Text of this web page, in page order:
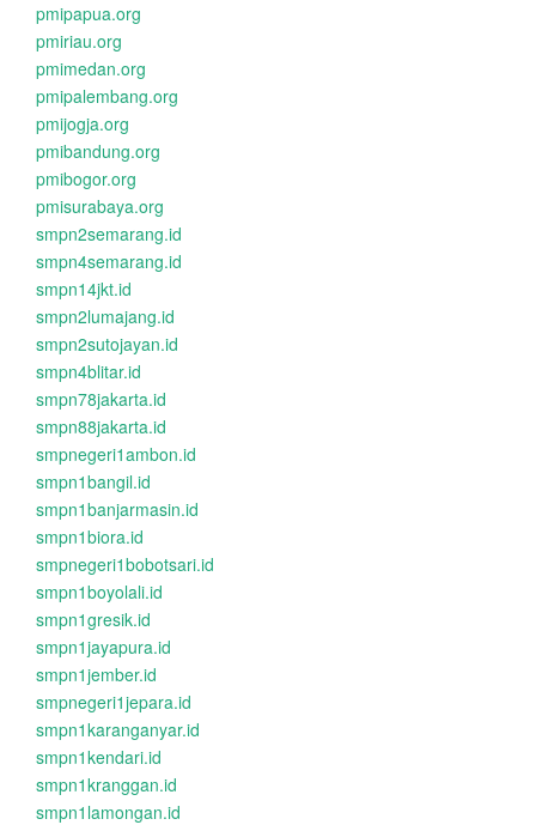
pmipapua.org
pmiriau.org
pmimedan.org
pmipalembang.org
pmijogja.org
pmibandung.org
pmibogor.org
pmisurabaya.org
smpn2semarang.id
smpn4semarang.id
smpn14jkt.id
smpn2lumajang.id
smpn2sutojayan.id
smpn4blitar.id
smpn78jakarta.id
smpn88jakarta.id
smpnegeri1ambon.id
smpn1bangil.id
smpn1banjarmasin.id
smpn1biora.id
smpnegeri1bobotsari.id
smpn1boyolali.id
smpn1gresik.id
smpn1jayapura.id
smpn1jember.id
smpnegeri1jepara.id
smpn1karanganyar.id
smpn1kendari.id
smpn1kranggan.id
smpn1lamongan.id